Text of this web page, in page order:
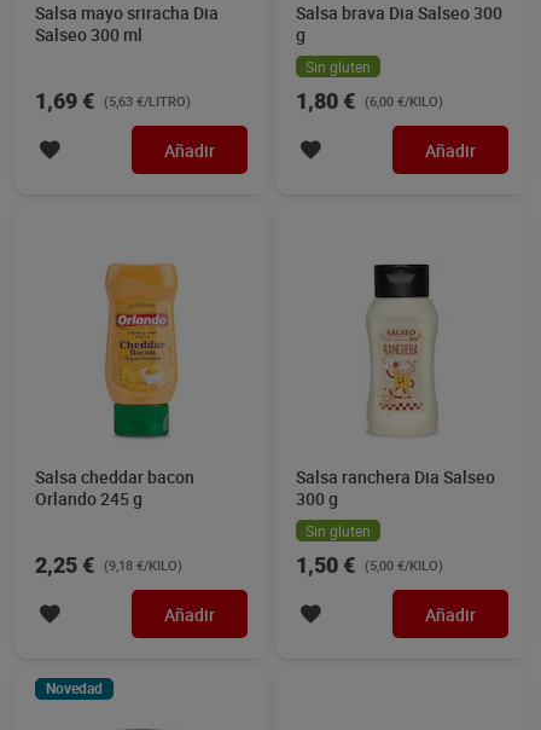
Salsa mayo sriracha Dia
Salseo 300 ml
1,69 € (5,63 €/LITRO)
Añadir
Salsa brava Dia Salseo 300
g
Sin gluten
1,80 € (6,00 €/KILO)
Añadir
Salsa cheddar bacon
Orlando 245 g
2,25 € (9,18 €/KILO)
Añadir
Salsa ranchera Dia Salseo
300 g
Sin gluten
1,50 € (5,00 €/KILO)
Añadir
Novedad